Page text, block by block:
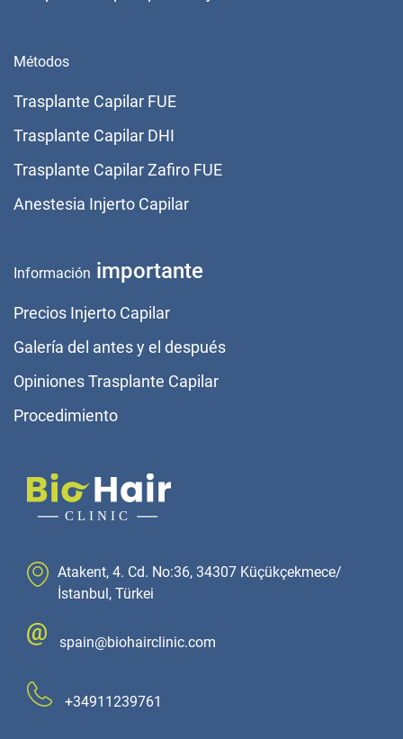
Métodos
Trasplante Capilar FUE
Trasplante Capilar DHI
Trasplante Capilar Zafiro FUE
Anestesia Injerto Capilar
Información importante
Precios Injerto Capilar
Galería del antes y el después
Opiniones Trasplante Capilar
Procedimiento
Atakent, 4. Cd. No:36, 34307 Küçükçekmece/
İstanbul, Türkei
spain@biohairclinic.com
+34911239761